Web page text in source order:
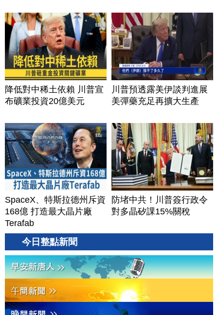
降低對中稀土依賴 川普宣
布礦業投資20億美元
川普預透露美伊談判進展
美彈藥充足再擴大生產
SpaceX、特斯拉德州斥資
168億 打造最大晶片廠
Terafab
防堵中共！川普簽行政令
對多晶矽課15%關稅
今日整點新聞